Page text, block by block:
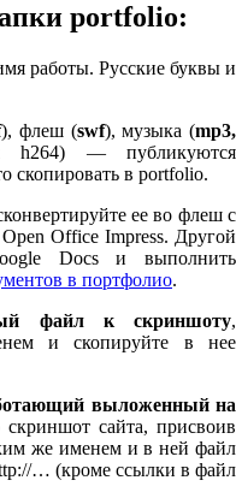
port­fo­lio:
работы. Русские буквы и
), флеш (swf), музыка (mp3,
h264) — публикуются
скопировать в port­fo­lio.
ее во флеш с
Office Impress. Другой
Docs и выполнить
в портфолио.
файл к скриншоту,
и скопируйте в нее
выложенный на
сайта, присвоив
же именем и в ней файл
… (кроме ссылки в файл